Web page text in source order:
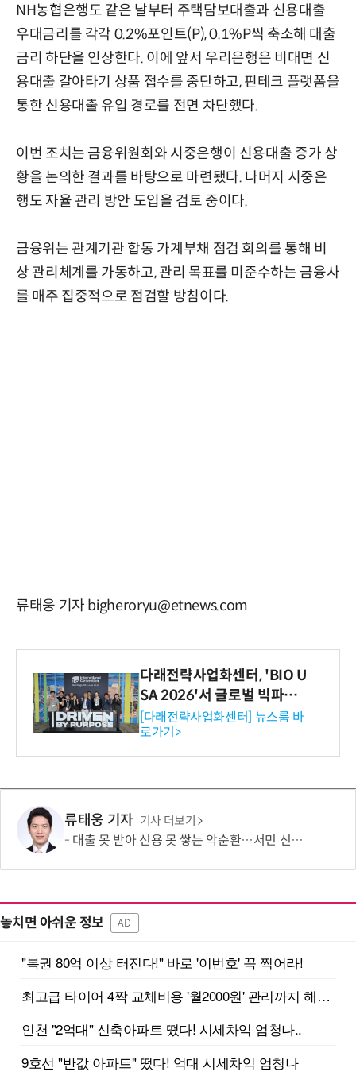
NH농협은행도 같은 날부터 주택담보대출과 신용대출
우대금리를 각각 0.2%포인트(P), 0.1%P씩 축소해 대출
금리 하단을 인상한다. 이에 앞서 우리은행은 비대면 신
용대출 갈아타기 상품 접수를 중단하고, 핀테크 플랫폼을
통한 신용대출 유입 경로를 전면 차단했다.
이번 조치는 금융위원회와 시중은행이 신용대출 증가 상
황을 논의한 결과를 바탕으로 마련됐다. 나머지 시중은
행도 자율 관리 방안 도입을 검토 중이다.
금융위는 관계기관 합동 가계부채 점검 회의를 통해 비
상 관리체계를 가동하고, 관리 목표를 미준수하는 금융사
를 매주 집중적으로 점검할 방침이다.
류태웅 기자 bigheroryu@etnews.com
다래전략사업화센터, 'BIO U
SA 2026'서 글로벌 빅파마
와의 비즈니스 미팅 지원…K
-바이오 해외 진출 교두보 확
보
[다래전략사업화센터] 뉴스룸 바
로가기>
류태웅 기자 기사 더보기
대출 못 받아 신용 못 쌓는 악순환…서민 신용평가 사각지대 메운다
놓치면 아쉬운 정보 AD